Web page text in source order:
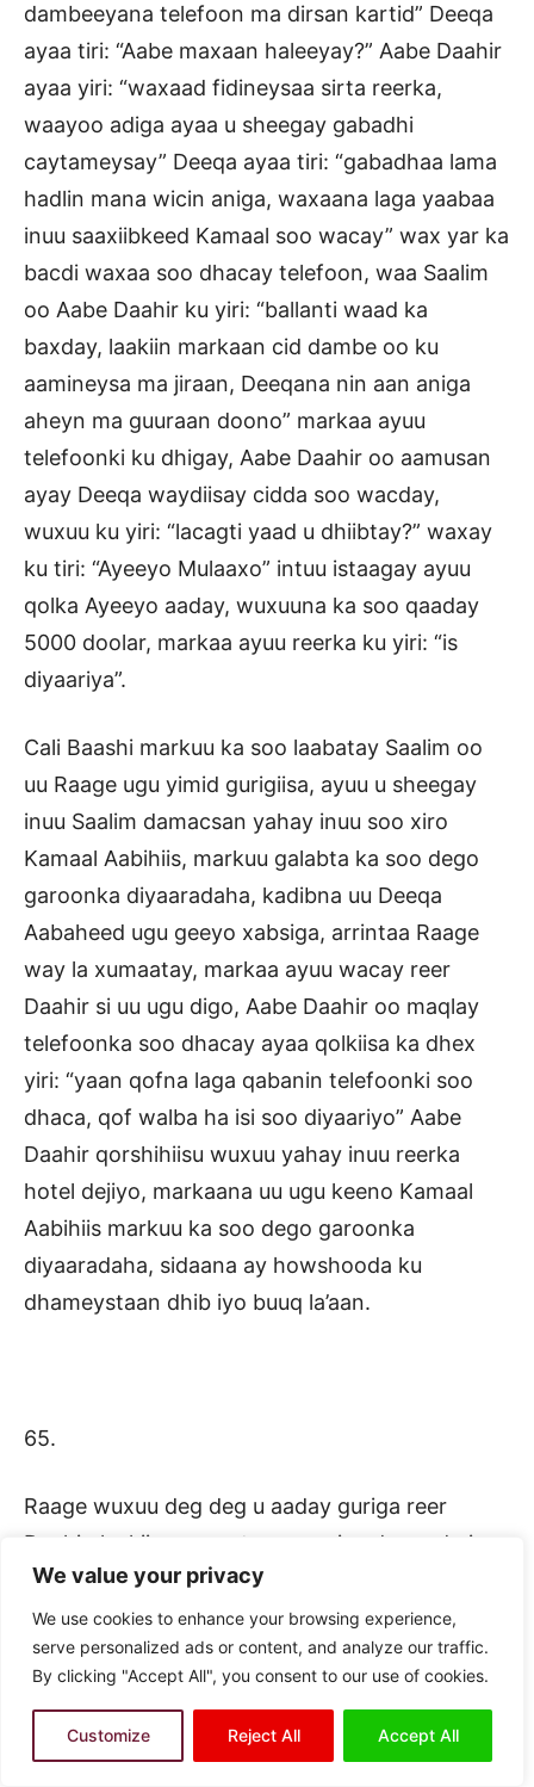
We value your privacy
We use cookies to enhance your browsing experience,
serve personalized ads or content, and analyze our traffic.
By clicking "Accept All", you consent to our use of cookies.
Customize Reject All Accept All
dambeeyana telefoon ma dirsan kartid” Deeqa
ayaa tiri: “Aabe maxaan haleeyay?” Aabe Daahir
ayaa yiri: “waxaad fidineysaa sirta reerka,
waayoo adiga ayaa u sheegay gabadhi
caytameysay” Deeqa ayaa tiri: “gabadhaa lama
hadlin mana wicin aniga, waxaana laga yaabaa
inuu saaxiibkeed Kamaal soo wacay” wax yar ka
bacdi waxaa soo dhacay telefoon, waa Saalim
oo Aabe Daahir ku yiri: “ballanti waad ka
baxday, laakiin markaan cid dambe oo ku
aamineysa ma jiraan, Deeqana nin aan aniga
aheyn ma guuraan doono” markaa ayuu
telefoonki ku dhigay, Aabe Daahir oo aamusan
ayay Deeqa waydiisay cidda soo wacday,
wuxuu ku yiri: “lacagti yaad u dhiibtay?” waxay
ku tiri: “Ayeeyo Mulaaxo” intuu istaagay ayuu
qolka Ayeeyo aaday, wuxuuna ka soo qaaday
5000 doolar, markaa ayuu reerka ku yiri: “is
diyaariya”.
Cali Baashi markuu ka soo laabatay Saalim oo
uu Raage ugu yimid gurigiisa, ayuu u sheegay
inuu Saalim damacsan yahay inuu soo xiro
Kamaal Aabihiis, markuu galabta ka soo dego
garoonka diyaaradaha, kadibna uu Deeqa
Aabaheed ugu geeyo xabsiga, arrintaa Raage
way la xumaatay, markaa ayuu wacay reer
Daahir si uu ugu digo, Aabe Daahir oo maqlay
telefoonka soo dhacay ayaa qolkiisa ka dhex
yiri: “yaan qofna laga qabanin telefoonki soo
dhaca, qof walba ha isi soo diyaariyo” Aabe
Daahir qorshihiisu wuxuu yahay inuu reerka
hotel dejiyo, markaana uu ugu keeno Kamaal
Aabihiis markuu ka soo dego garoonka
diyaaradaha, sidaana ay howshooda ku
dhameystaan dhib iyo buuq la’aan.
65.
Raage wuxuu deg deg u aaday guriga reer
Daahir, laakiin wuxuu tegay guri aad moodo in
laga guuray, markuu maskaxdiisa ka
shaqeysiiyay, wuxuu go’aansaday inuu garoonka
diyaaradaha aado, Aabe Daahir wuxuu reerki
geeyay hotel, markaa ayuu garoonka
diyaaradaha aaday si uu uga soo wado Kamaal
Aabihii, wuxuuna laaluush siiyay ciidamada